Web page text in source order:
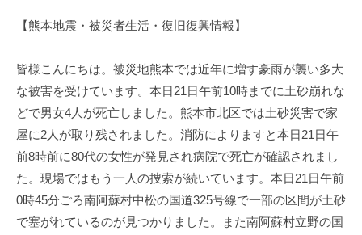
a
y
a
m
a
メ
【熊本地震・被災者生活・復旧復興情報】
皆様こんにちは。被災地熊本では近年に増す豪雨が襲い多大
な被害を受けています。本日21日午前10時までに土砂崩れな
どで男女4人が死亡しました。熊本市北区では土砂災害で家
屋に2人が取り残されました。消防によりますと本日21日午
前8時前に80代の女性が発見され病院で死亡が確認されまし
た。現場ではもう一人の捜索が続いています。本日21日午前
0時45分ごろ南阿蘇村中松の国道325号線で一部の区間が土砂
で塞がれているのが見つかりました。また南阿蘇村立野の国